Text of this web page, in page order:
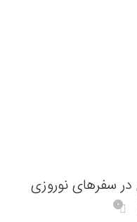
سفرهای نوروزی
0